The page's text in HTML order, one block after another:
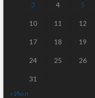
3 4 5
10 11 12
17 18 19
24 25 26
31
« Июл